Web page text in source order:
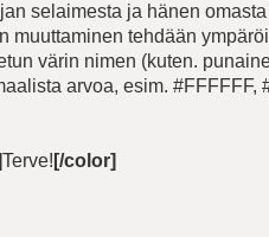
selaimesta ja hänen
muuttaminen tehdään
värin nimen (kuten.
arvoa, esim.
Terve! [/color]